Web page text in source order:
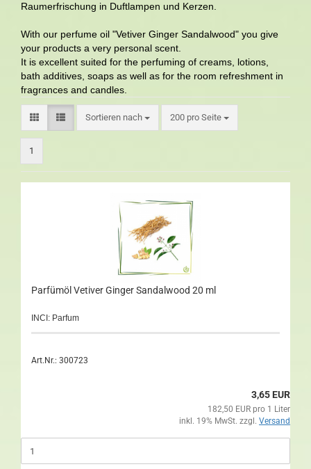
Raumerfrischung in Duftlampen und Kerzen.
With our perfume oil "Vetiver Ginger Sandalwood" you give
your products a very personal scent.
It is excellent suited for the perfuming of creams, lotions,
bath additives, soaps as well as for the room refreshment in
fragrances and candles.
Sortieren nach 200 pro Seite
1
Parfümöl Vetiver Ginger Sandalwood 20 ml
INCI: Parfum
Art.Nr.: 300723
3,65 EUR
182,50 EUR pro 1 Liter
inkl. 19% MwSt. zzgl. Versand